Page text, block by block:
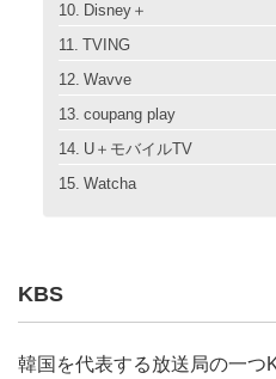
Disney＋
TVING
Wavve
coupang play
U＋モバイルTV
Watcha
KBS
韓国を代表する放送局の一つ